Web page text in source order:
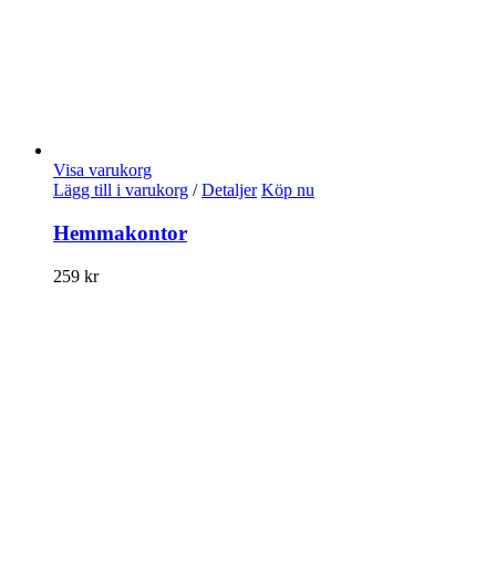
Visa varukorg
Lägg till i varukorg / Detaljer Köp nu
Hemmakontor
259 kr